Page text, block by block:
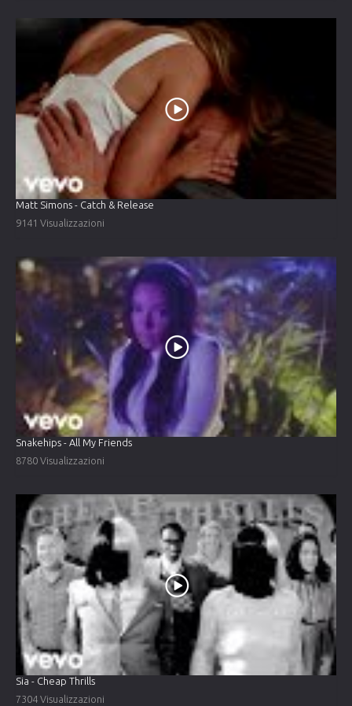
Matt Simons - Catch & Release
9141 Visualizzazioni
Snakehips - All My Friends
8780 Visualizzazioni
Sia - Cheap Thrills
7304 Visualizzazioni